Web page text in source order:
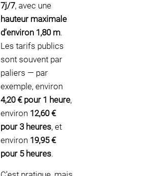
7j/7, avec une
hauteur maximale
d’environ 1,80 m.
Les tarifs publics
sont souvent par
paliers — par
exemple, environ
4,20 € pour 1 heure,
environ 12,60 €
pour 3 heures, et
environ 19,95 €
pour 5 heures.